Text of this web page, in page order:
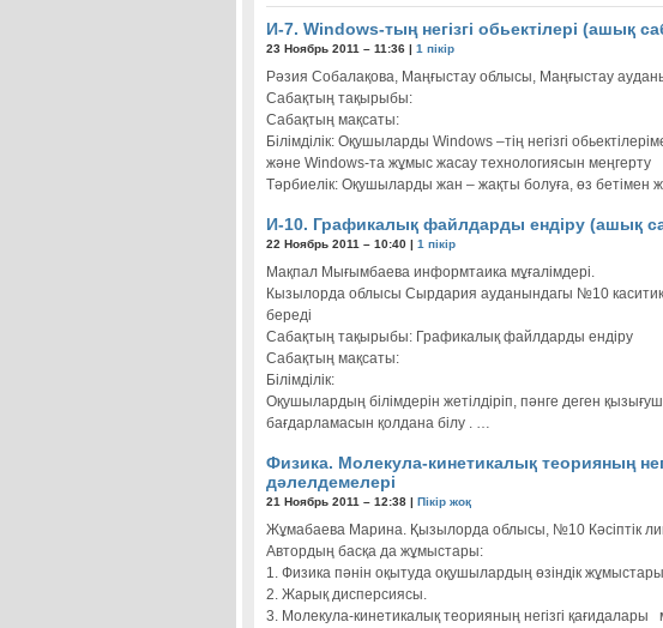
И-7. Windows-тың негізгі обьектілері (ашық
23 Ноябрь 2011 – 11:36 | 1 пікір
Рәзия Собалақова, Маңғыстау облысы, Маңғыстау
Сабақтың тақырыбы:
Сабақтың мақсаты:
Білімділік: Оқушыларды Windows –тің негізгі
және Windows-та жұмыс жасау технологиясын меңгерту
Тәрбиелік: Оқушыларды жан – жақты болуға, өз бетімен
И-10. Графикалық файлдарды ендіру (ашық
22 Ноябрь 2011 – 10:40 | 1 пікір
Мақпал Мығымбаева информтаика мұғалімдері.
Кызылорда облысы Сырдария ауданындагы №10
береді
Сабақтың тақырыбы: Графикалық файлдарды ендіру
Сабақтың мақсаты:
Білімділік:
Оқушылардың білімдерін жетілдіріп, пәнге деген
бағдарламасын қолдана білу . …
Физика. Молекула-кинетикалық теорияның
дәлелдемелері
21 Ноябрь 2011 – 12:38 | Пікір жоқ
Жұмабаева Марина. Қызылорда облысы, №10 Кәсіптік
Автордың басқа да жұмыстары:
1. Физика пәнін оқытуда оқушылардың өзіндік
2. Жарық дисперсиясы.
3. Молекула-кинетикалық теорияның негізгі қағидалары